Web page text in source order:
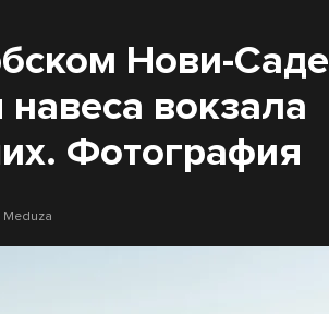
Нови-Саде
вокзала
Фотография
Meduza